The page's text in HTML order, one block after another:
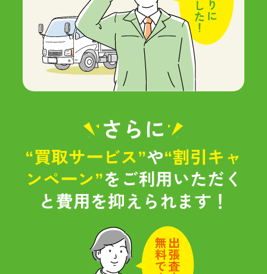
さらに
“買取サービス”や“割引キャ
ンペーン”をご利用いただく
と費用を抑えられます！